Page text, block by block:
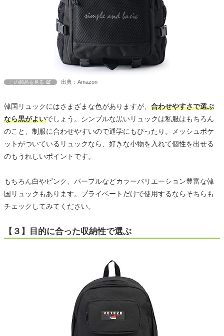
この商品を見る 出典：Amazon
韓国リュックにはさまざまな色がありますが、 合わせやすさで選ぶ
なら黒がよいでしょう。シンプルな黒いリュックは私服はもちろん
のこと、制服に合わせやすいので通学にもぴったり。メッシュポケ
ットがついているリュックなら、好きな小物を入れて個性を出せる
のもうれしいポイントです。
もちろん白やピンク、パープルなどカラーバリエーション豊富な韓
国リュックもあります。プライベートだけで使用するならそちらも
チェックしてみてください。
【３】目的に合った収納性で選ぶ